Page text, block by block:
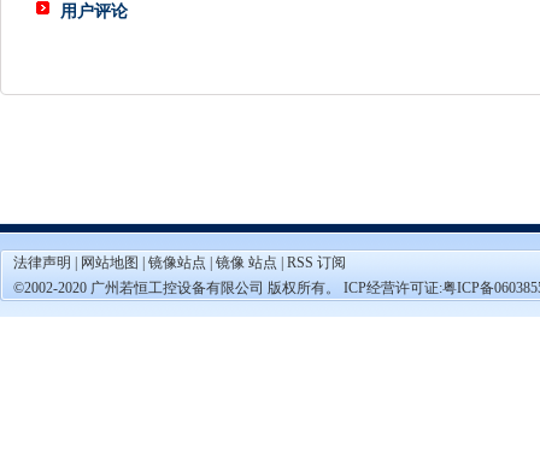
用户评论
法律声明 网站地图 镜像站点 镜像 站点
RSS 订阅
©2002-2020 广州若恒工控设备有限公司 版权所有。 ICP经营许可证:粤ICP备